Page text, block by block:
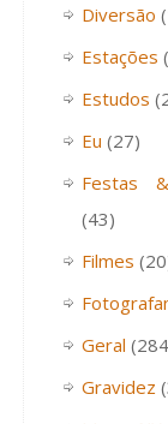
Diversão
Estações
Estudos
Eu (27)
Festas
(43)
Filmes
Geral
Gravidez